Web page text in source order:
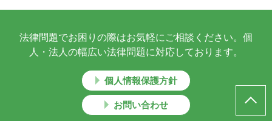
法律問題でお困りの際はお気軽にご相談ください。個
人・法人の幅広い法律問題に対応しております。
個人情報保護方針
お問い合わせ